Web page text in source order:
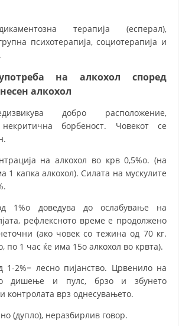
терапија (есперал),
психотерапија, социотерапија и
на алкохол според
алкохол
добро расположение,
борбеност. Човекот се
на алкохол во крв 0,5%о. (на
1 капка алкохол). Силата на мускулите
1%о доведува до ослабување на
рефлексното време е продолжено
(ако човек со тежина од 70 кг.
по 1 час ќе има 15о алкохол во крвта).
1-2%= лесно пијанство. Црвенило на
дишење и пулс, брзо и збунето
контролата врз однесувањето.
(дупло), неразбирлив говор.